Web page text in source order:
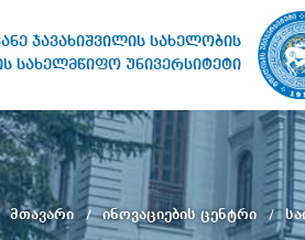
ჯავახიშვილის სახელობის
სახელმწიფო უნივერსიტეტი
მთავარი ინოვაციების ცენტრი